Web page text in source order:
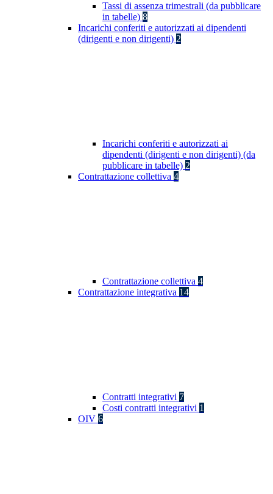
Tassi di assenza trimestrali (da pubblicare
in tabelle) 8
Incarichi conferiti e autorizzati ai dipendenti
(dirigenti e non dirigenti) 2
Incarichi conferiti e autorizzati ai
dipendenti (dirigenti e non dirigenti) (da
pubblicare in tabelle) 2
Contrattazione collettiva 4
Contrattazione collettiva 4
Contrattazione integrativa 14
Contratti integrativi 7
Costi contratti integrativi 1
OIV 6